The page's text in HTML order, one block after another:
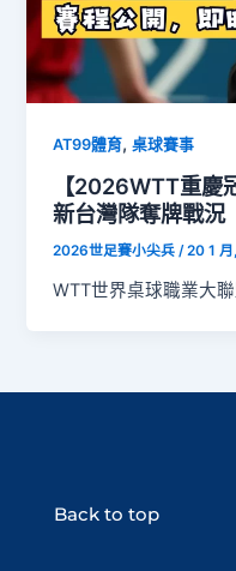
AT99體育,桌球賽事
【2026WTT重慶
新台灣隊奪牌戰況
2026世足賽小尖兵/20 1
WTT世界桌球職業大
Back to top